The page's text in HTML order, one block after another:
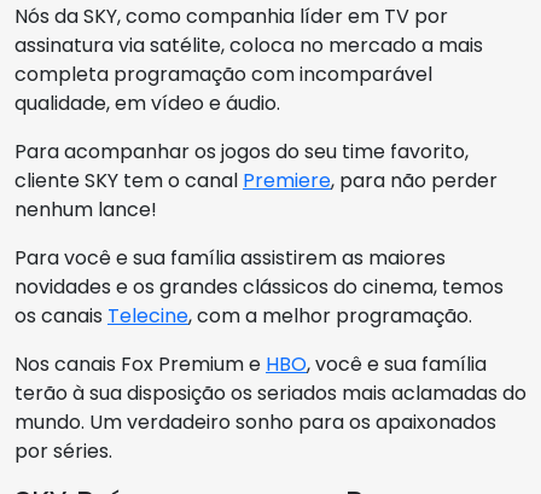
Nós da SKY, como companhia líder em TV por
assinatura via satélite, coloca no mercado a mais
completa programação com incomparável
qualidade, em vídeo e áudio.
Para acompanhar os jogos do seu time favorito,
cliente SKY tem o canal Premiere, para não perder
nenhum lance!
Para você e sua família assistirem as maiores
novidades e os grandes clássicos do cinema, temos
os canais Telecine, com a melhor programação.
Nos canais Fox Premium e HBO, você e sua família
terão à sua disposição os seriados mais aclamadas do
mundo. Um verdadeiro sonho para os apaixonados
por séries.